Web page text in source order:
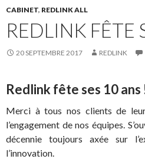
CABINET, REDLINK ALL
REDLINK FÊTE
20 SEPTEMBRE 2017 REDLINK
Redlink fête ses 10 ans
Merci à tous nos clients de
l’engagement de nos équipes.
décennie toujours axée sur
l’innovation.